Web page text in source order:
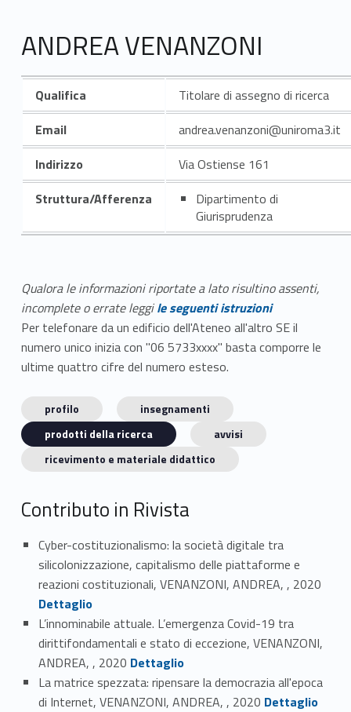
ANDREA VENANZONI
Qualifica
Titolare di assegno di ricerca
Email
andrea.venanzoni@uniroma3.it
Indirizzo
Via Ostiense 161
Struttura/Afferenza
Dipartimento di
Giurisprudenza
Qualora le informazioni riportate a lato risultino assenti,
incomplete o errate leggile seguenti istruzioni
Per telefonare da un edificio dell'Ateneo all'altro SE il
numero unico inizia con "06 5733xxxx" basta comporre le
ultime quattro cifre del numero esteso.
profilo
insegnamenti
prodotti della ricerca
avvisi
ricevimento e materiale didattico
Contributo in Rivista
Cyber-costituzionalismo: la società digitale tra
silicolonizzazione, capitalismo delle piattaforme e
reazioni costituzionali, VENANZONI, ANDREA, , 2020
Dettaglio
L’innominabile attuale. L’emergenza Covid-19 tra
dirittifondamentali e stato di eccezione, VENANZONI,
ANDREA, , 2020 Link identifier #identifier_person_15769-2Dettaglio
La matrice spezzata: ripensare la democrazia all'epoca
di Internet, VENANZONI, ANDREA, , 2020 Link identifier #identifier_person_20909-3Dettaglio